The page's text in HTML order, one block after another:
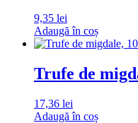
9,35 lei
Adaugă în coș
Trufe de
17,36 lei
Adaugă în coș